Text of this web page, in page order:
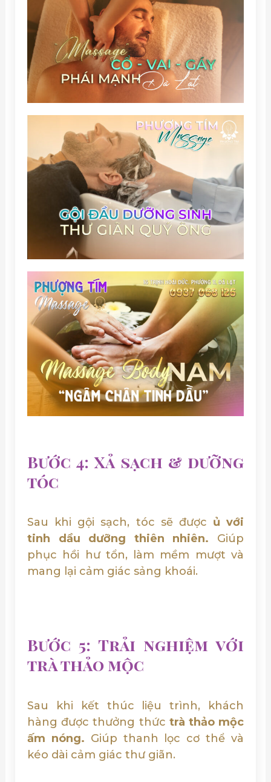
Bước 4: Xả sạch & dưỡng
tóc
Sau khi gội sạch, tóc sẽ được ủ với
tinh dầu dưỡng thiên nhiên. Giúp
phục hồi hư tổn, làm mềm mượt và
mang lại cảm giác sảng khoái.
Bước 5: Trải nghiệm với
trà thảo mộc
Sau khi kết thúc liệu trình, khách
hàng được thưởng thức trà thảo mộc
ấm nóng. Giúp thanh lọc cơ thể và
kéo dài cảm giác thư giãn.